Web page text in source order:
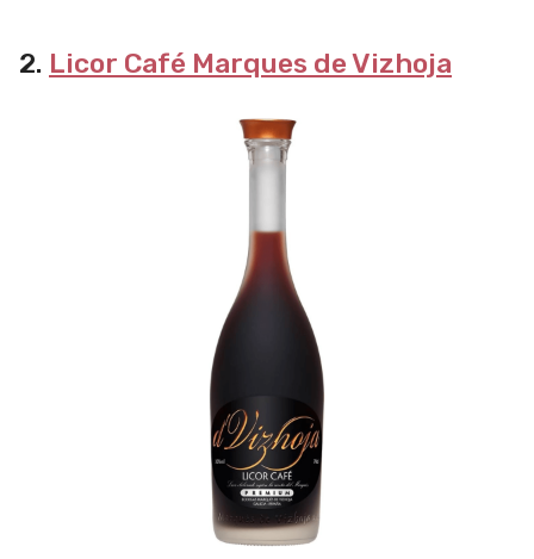
2. Licor Café Marques de Vizhoja